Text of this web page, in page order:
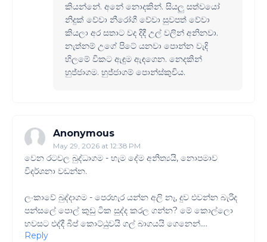
කියන්නේ. අනේ නොදකින්. සියලු සත්වයෝ
නිදුක් වේවා නීරෝගී වේවා සුවපත් වේවා
කියලා අර සතාට වද දිදී උල් වලින් අනිනවා.
නැත්නම් උගේ පිටේ යනවා පොන්න වැදි
හිලමේ විකට ඇඳුම ඇඳගෙන. නෙදකින්
හුජ්ජාගම. හුජ්ජාගම් පොන්ස්කුචිය.
Anonymous
May 29, 2026 at 12:38 PM
වෙන රටවල බුද්ධාගම - හැම දේම අනිත්‍යයි, නොපමාව
විදර්ශනා වඩන්න.
ලංකාවේ බුද්දාගම - පෙරහැර යන්න අලි නෑ, දුව එවන්න බැරිද
පන්සලේ පොල් කුඩු ටික සුද්ද කරල ගන්න? මේ කොල්ලො
හවසට එද්දී බීප් කොට්ඨුවයි ගල් බාගයයි ගෙනෙන්....
Reply